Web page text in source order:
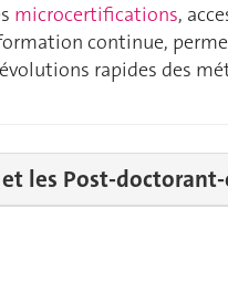
microcertifications,
continue,
rapides des
les Post-doctorant-